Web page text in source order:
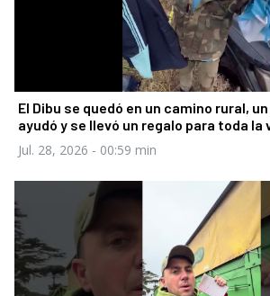
El Dibu se quedó en un camino rural,
ayudó y se llevó un regalo para toda la
Jul. 28, 2026 - 00:59 min